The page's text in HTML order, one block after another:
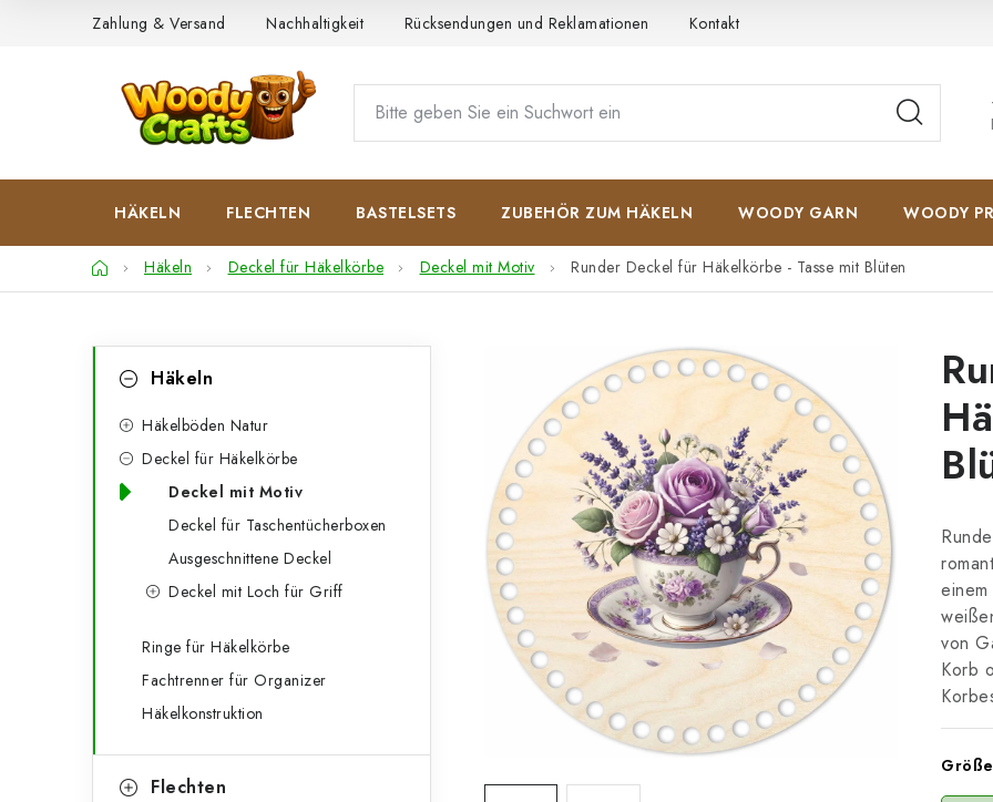
Zahlung & Versand Nachhaltigkeit Rücksendungen und Reklamationen Kontakt
HÄKELN FLECHTEN BASTELSETS ZUBEHÖR ZUM HÄKELN WOODY GARN WOODY
StartseiteHäkeln Deckel für Häkelkörbe Deckel mit Motiv Runder Deckel für Häkelkörbe - Tasse mit Blüten
s
überspringen
Häkeln
Häkelböden Natur
Deckel für Häkelkörbe
Deckel mit Motiv
Deckel für Taschentücherboxen
Ausgeschnittene Deckel
Deckel mit Loch für Griff
Ringe für Häkelkörbe
Fachtrenner für Organizer
Häkelkonstruktion
Flechten
von
Korb
Größe